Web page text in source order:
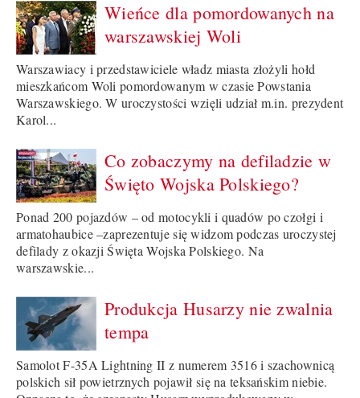
Wieńce dla pomordowanych na
warszawskiej Woli
Warszawiacy i przedstawiciele władz miasta złożyli hołd
mieszkańcom Woli pomordowanym w czasie Powstania
Warszawskiego. W uroczystości wzięli udział m.in. prezydent
Karol...
Co zobaczymy na defiladzie w
Święto Wojska Polskiego?
Ponad 200 pojazdów – od motocykli i quadów po czołgi i
armatohaubice –zaprezentuje się widzom podczas uroczystej
defilady z okazji Święta Wojska Polskiego. Na
warszawskie...
Produkcja Husarzy nie zwalnia
tempa
Samolot F-35A Lightning II z numerem 3516 i szachownicą
polskich sił powietrznych pojawił się na teksańskim niebie.